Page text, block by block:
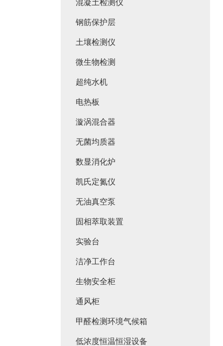
混凝土检测仪
钢筋保护层
土壤检测仪
微生物检测
超纯水机
电热板
漩涡混合器
无菌均质器
数显消化炉
凯氏定氮仪
无油真空泵
固相萃取装置
实验台
洁净工作台
生物安全柜
通风柜
甲醛检测环境气候箱
低浓度恒温恒湿设备